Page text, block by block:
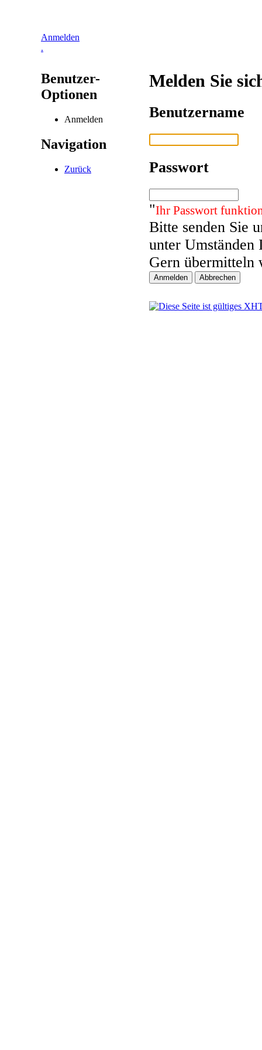
Anmelden
.
Benutzer-
Optionen
Anmelden
Navigation
Zurück
Melden Sie
Benutzername
Passwort
"Ihr Passwort
Bitte senden Sie
unter Umständen
Gern übermitteln